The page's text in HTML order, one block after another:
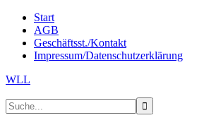
Start
AGB
Geschäftsst./Kontakt
Impressum/Datenschutzerklärung
WLL